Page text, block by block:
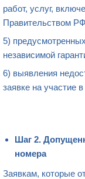
работ, услуг,
Правительством
5) предусмотренных
независимой
6) выявления
заявке на участие в
Шаг 2.
номера
Заявкам, которые